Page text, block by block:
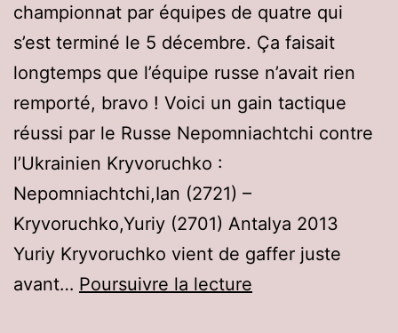
championnat par équipes de quatre qui
s’est terminé le 5 décembre. Ça faisait
longtemps que l’équipe russe n’avait rien
remporté, bravo ! Voici un gain tactique
réussi par le Russe Nepomniachtchi contre
l’Ukrainien Kryvoruchko :
Nepomniachtchi,Ian (2721) –
Kryvoruchko,Yuriy (2701) Antalya 2013
Yuriy Kryvoruchko vient de gaffer juste
avant… Poursuivre la lecture